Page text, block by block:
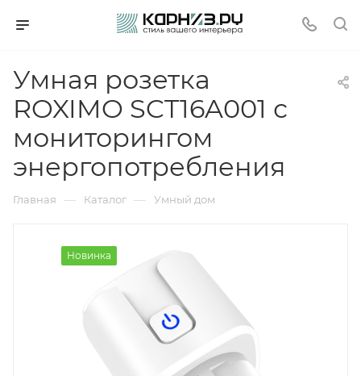
Умная розетка
ROXIMO SCT16A001 с
мониторингом
энергопотребления
Главная — Каталог — Умный дом
Новинка